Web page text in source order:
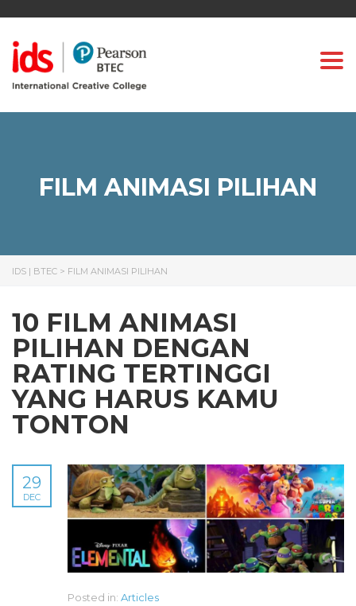
FILM ANIMASI PILIHAN
IDS | BTEC > FILM ANIMASI PILIHAN
10 FILM ANIMASI
PILIHAN DENGAN
RATING TERTINGGI
YANG HARUS KAMU
TONTON
29
DEC
Posted in: Articles